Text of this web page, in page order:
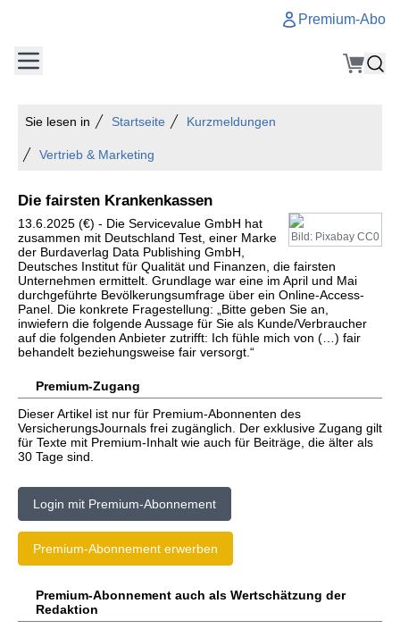
Premium-Abo
Sie lesen in Startseite Kurzmeldungen
Vertrieb & Marketing
Die fairsten Krankenkassen
Bild: Pixabay CC0
13.6.2025 (€) - Die Servicevalue GmbH hat
zusammen mit Deutschland Test, einer Marke
der Burdaverlag Data Publishing GmbH,
Deutsches Institut für Qualität und Finanzen, die fairsten
Unternehmen ermittelt. Grundlage war eine im April und Mai
durchgeführte Bevölkerungsumfrage über ein Online-Access-
Panel. Die konkrete Fragestellung: „Bitte geben Sie an,
inwiefern die folgende Aussage für Sie als Kunde/Verbraucher
auf die folgenden Anbieter zutrifft: Ich fühle mich von (…) fair
behandelt beziehungsweise fair versorgt.“
Premium-Zugang
Dieser Artikel ist nur für Premium-Abonnenten des
VersicherungsJournals frei zugänglich. Der exklusive Zugang gilt
für Texte mit Premium-Inhalt wie auch für Beiträge, die älter als
30 Tage sind.
Login mit Premium-Abonnement
Premium-Abonnement erwerben
Premium-Abonnement auch als Wertschätzung der
Redaktion